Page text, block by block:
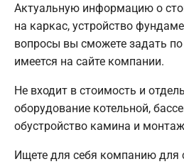
Актуальную информацию о
на каркас, устройство
вопросы вы сможете задать
имеется на сайте компании.
Не входит в стоимость и
оборудование котельной,
обустройство камина и
Ищете для себя компанию для